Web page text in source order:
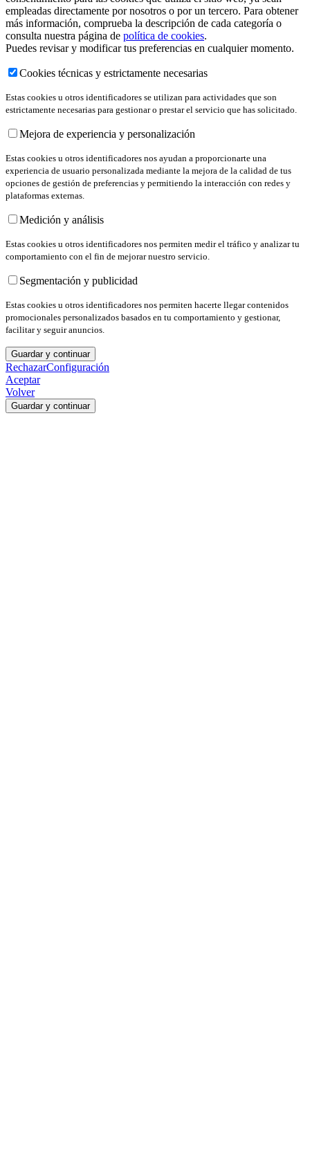
empleadas directamente por nosotros o por un tercero. Para obtener
más información, comprueba la descripción de cada categoría o
consulta nuestra página de política de cookies.
Puedes revisar y modificar tus preferencias en cualquier momento.
Cookies técnicas y estrictamente necesarias
Estas cookies u otros identificadores se utilizan para actividades que son
estrictamente necesarias para gestionar o prestar el servicio que has solicitado.
Mejora de experiencia y personalización
Estas cookies u otros identificadores nos ayudan a proporcionarte una
experiencia de usuario personalizada mediante la mejora de la calidad de tus
opciones de gestión de preferencias y permitiendo la interacción con redes y
plataformas externas.
Medición y análisis
Estas cookies u otros identificadores nos permiten medir el tráfico y analizar tu
comportamiento con el fin de mejorar nuestro servicio.
Segmentación y publicidad
Estas cookies u otros identificadores nos permiten hacerte llegar contenidos
promocionales personalizados basados en tu comportamiento y gestionar,
facilitar y seguir anuncios.
Guardar y continuar
RechazarConfiguración
Aceptar
Volver
Guardar y continuar